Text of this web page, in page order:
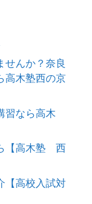
せんか？奈良
高木塾西の京
習なら高木
【高木塾 西
【高校入試対